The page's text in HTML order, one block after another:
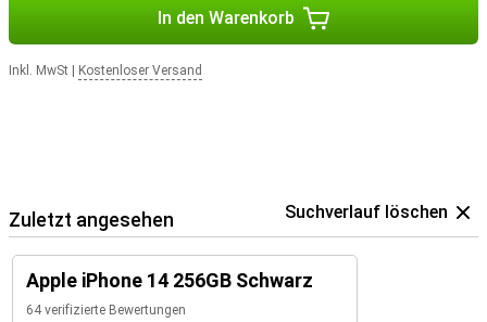
In den Warenkorb
Inkl. MwSt Kostenloser Versand
Zuletzt angesehen Suchverlauf löschen
Apple iPhone 14 256GB Schwarz
64 verifizierte Bewertungen